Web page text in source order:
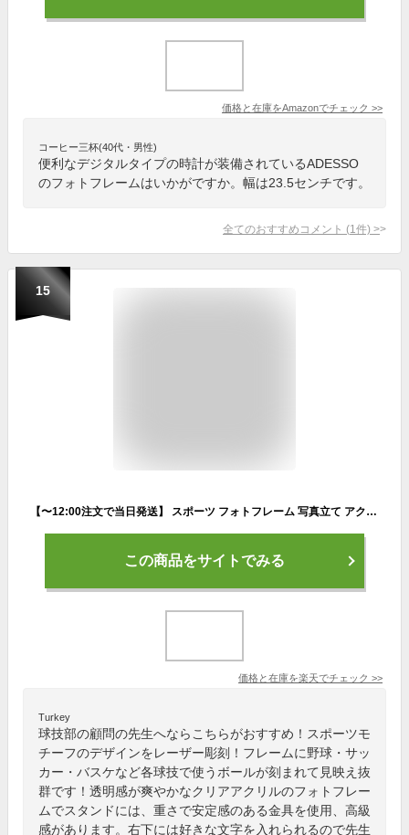
価格と在庫をAmazonでチェック >>
コーヒー三杯(40代・男性)
便利なデジタルタイプの時計が装備されているADESSO
のフォトフレームはいかがですか。幅は23.5センチです。
全てのおすすめコメント (1 件) >
15
【〜12:00注文で当日発送】 スポーツ フォトフレーム 写真立て アクリル 名入れ 名前 刻印 部活 大会 イベント 記念品 記念 卒業 学校 記念写真 フォトスタンド 写真 金具 スタンド 卓上 透明 クリア ギフト プレゼント 野球 サッカー バスケ バレー テニス ゴルフ 誕生日
この商品をサイトでみる
価格と在庫を楽天でチェック >>
Turkey
球技部の顧問の先生へならこちらがおすすめ！スポーツモ
チーフのデザインをレーザー彫刻！フレームに野球・サッ
カー・バスケなど各球技で使うボールが刻まれて見映え抜
群です！透明感が爽やかなクリアアクリルのフォトフレー
ムでスタンドには、重さで安定感のある金具を使用、高級
感があります。右下には好きな文字を入れられるので先生